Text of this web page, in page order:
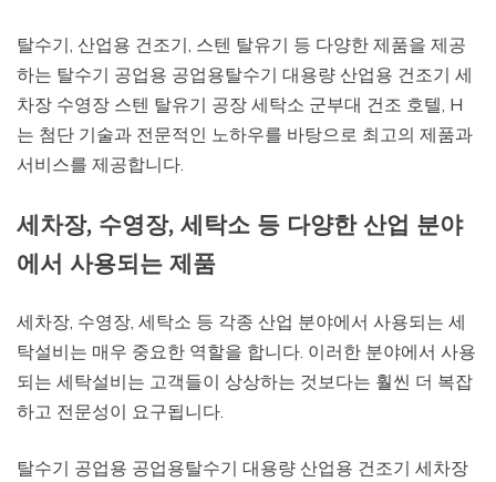
탈수기, 산업용 건조기, 스텐 탈유기 등 다양한 제품을 제공
하는 탈수기 공업용 공업용탈수기 대용량 산업용 건조기 세
차장 수영장 스텐 탈유기 공장 세탁소 군부대 건조 호텔, H
는 첨단 기술과 전문적인 노하우를 바탕으로 최고의 제품과
서비스를 제공합니다.
세차장, 수영장, 세탁소 등 다양한 산업 분야
에서 사용되는 제품
세차장, 수영장, 세탁소 등 각종 산업 분야에서 사용되는 세
탁설비는 매우 중요한 역할을 합니다. 이러한 분야에서 사용
되는 세탁설비는 고객들이 상상하는 것보다는 훨씬 더 복잡
하고 전문성이 요구됩니다.
탈수기 공업용 공업용탈수기 대용량 산업용 건조기 세차장